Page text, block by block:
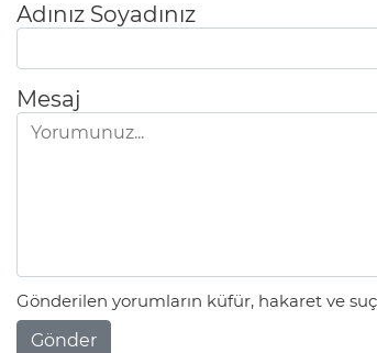
Adınız Soyadınız
Mesaj
Gönderilen yorumların küfür, hakaret ve
Gönder